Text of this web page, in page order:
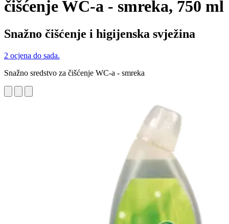
čišćenje WC-a - smreka, 750 ml
Snažno čišćenje i higijenska svježina
2 ocjena do sada.
Snažno sredstvo za čišćenje WC-a - smreka